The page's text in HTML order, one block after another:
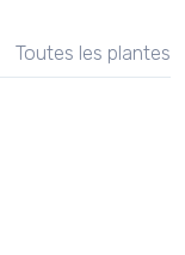
Toutes les plantes